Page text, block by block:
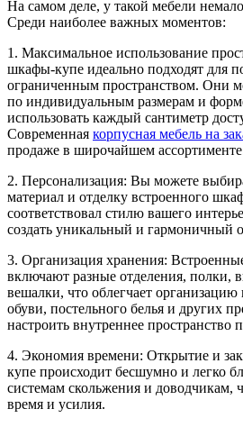
На самом деле, у такой мебели
Среди наиболее важных моментов:
1. Максимальное использование
шкафы-купе идеально подходят для
ограниченным пространством. Они
по индивидуальным размерам и
использовать каждый сантиметр
Современная корпусная мебель на
продаже в широчайшем
2. Персонализация: Вы можете
материал и отделку встроенного
соответствовал стилю вашего
создать уникальный и гармоничный
3. Организация хранения:
включают разные отделения,
вешалки, что облегчает
обуви, постельного белья и других
настроить внутреннее пространство
4. Экономия времени: Открытие и
купе происходит бесшумно и легко
системам скольжения и доводчикам,
время и усилия.